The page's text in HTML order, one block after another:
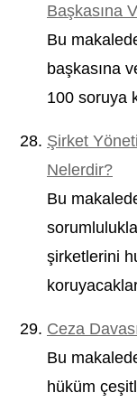
Başkasına
Bu
başkasına
100 soruya
Şirket
Nelerdir?
Bu
şirketlerini
Ceza
Bu
hüküm